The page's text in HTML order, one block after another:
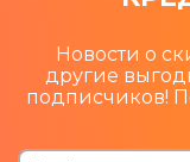
Новости о
другие
подписчиков!